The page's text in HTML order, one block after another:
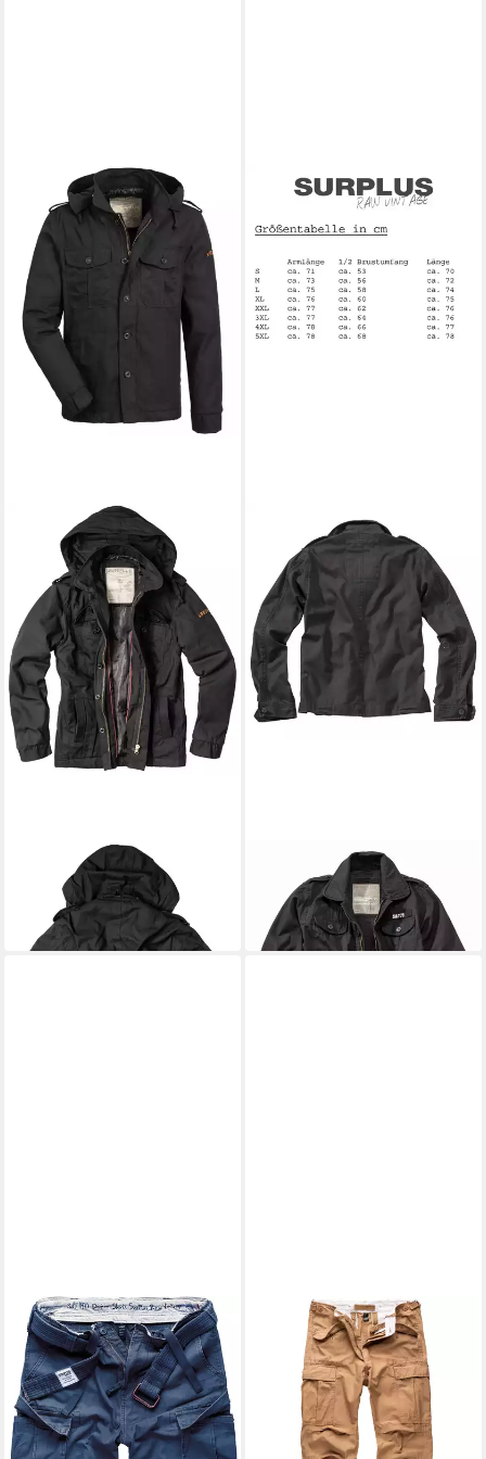
SURPLUS RAW VINTAGE
Parka SURPLUS Airborne
Jacket
91,69 €
SURPLUS RAW VINTAGE
Military-Jacket SURPLUS
Heritage Vintage Jacket
76,51 €